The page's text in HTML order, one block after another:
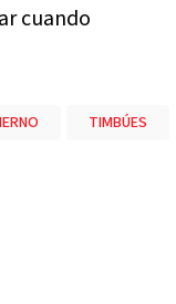
cuando
TIMBÚES